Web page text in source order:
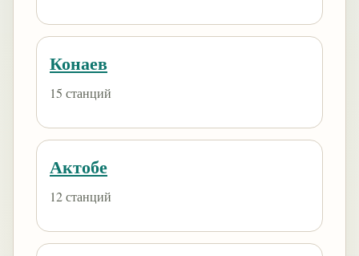
Конаев
15 станций
Актобе
12 станций